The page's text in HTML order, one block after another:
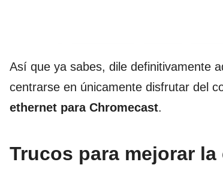
Así que ya sabes, dile definitivamente
centrarse en únicamente disfrutar del
ethernet para Chromecast.
Trucos para mejorar